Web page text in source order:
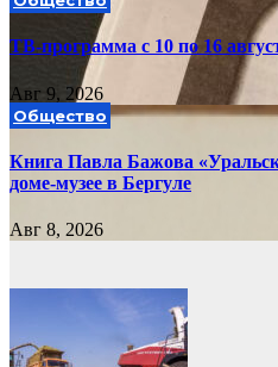
ТВ-программа с 10 по 16
Авг 9, 2026
Общество
Книга Павла Бажова
доме-музее в Бергуле
Авг 8, 2026